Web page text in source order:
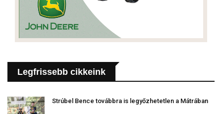
Legfrissebb cikkeink
Strúbel Bence továbbra is legyőzhetetlen a Mátrában